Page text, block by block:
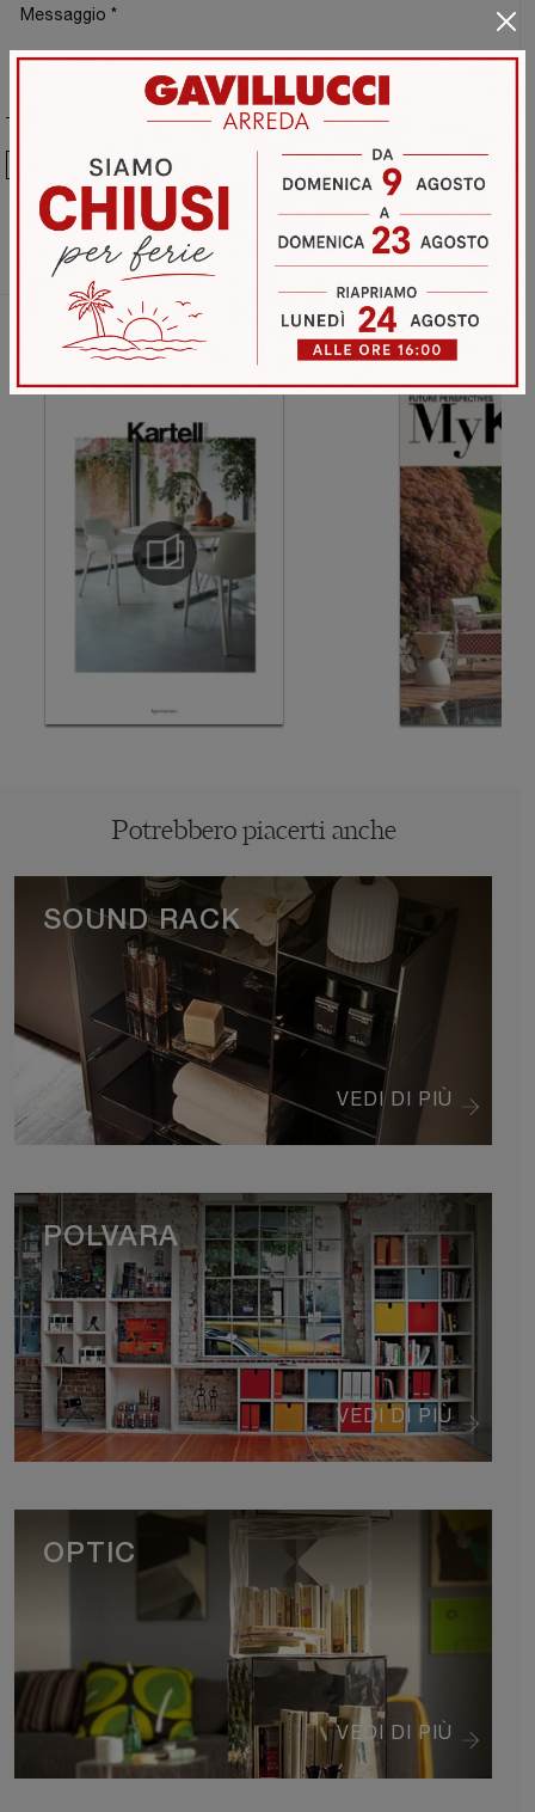
Sfoglia i cataloghi
Ho preso visione della
Potrebbero piacerti anche
VEDI DI PIÙ
SOUND RACK
VEDI DI PIÙ
POLVARA
VEDI DI PIÙ
OPTIC